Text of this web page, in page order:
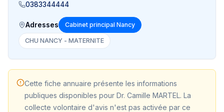
0383344444
Adresses Cabinet principal Nancy
CHU NANCY - MATERNITE
Cette fiche annuaire présente les informations
publiques disponibles pour Dr. Camille MARTEL. La
collecte volontaire d'avis n'est pas activée par ce